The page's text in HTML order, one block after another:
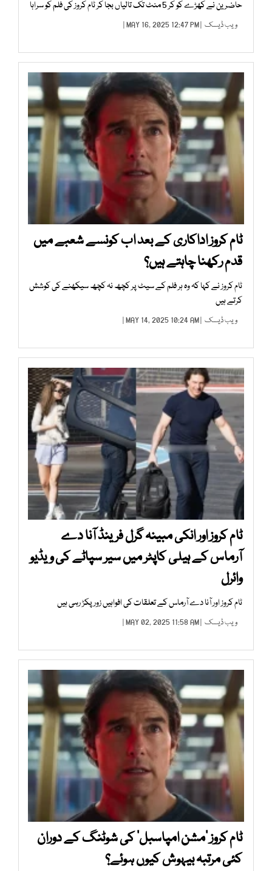
حاضرین نے کھڑے کو کر 5 منٹ تک تالیاں بجا کر ٹام کروز کی فلم کو سراہا
ویب ڈیسک | MAY 16, 2025 12:47 PM |
ٹام کروز اداکاری کے بعد اب کونسے شعبے میں
قدم رکھنا چاہتے ہیں؟
ٹام کروز نے کہا کہ وہ ہر فلم کے سیٹ پر کچھ نہ کچھ سیکھنے کی کوشش
کرتے ہیں
ویب ڈیسک | MAY 14, 2025 10:24 AM |
ٹام کروز اور انکی مبینہ گرل فرینڈ آنا دے
آرماس کے ہیلی کاپٹر میں سیر سپاٹے کی ویڈیو
وائرل
ٹام کروز اور آنا دے آرماس کے تعلقات کی افواہیں زور پکڑ رہی ہیں
ویب ڈیسک | MAY 02, 2025 11:58 AM |
ٹام کروز ’مشن امپاسبل‘ کی شوٹنگ کے دوران
کئی مرتبہ بیہوش کیوں ہوئے؟